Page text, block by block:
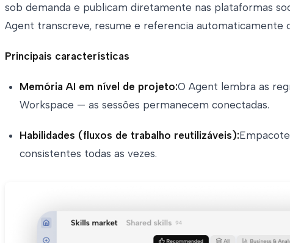
sob demanda e publicam diretamente nas plataformas
Agent transcreve, resume e referencia automaticamente
Principais características
Memória AI em nível de projeto:O Agent lembra as
Workspace — as sessões permanecem conectadas.
Habilidades (fluxos de trabalho reutilizáveis):
consistentes todas as vezes.